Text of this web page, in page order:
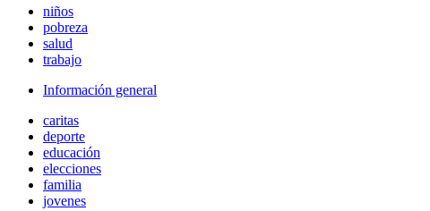
niños
pobreza
salud
trabajo
Información general
caritas
deporte
educación
elecciones
familia
jovenes